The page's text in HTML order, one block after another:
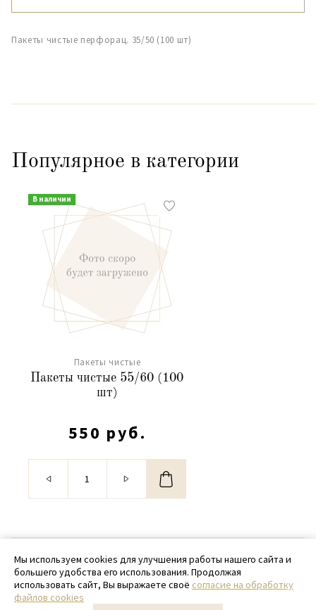
Пакеты чистые перфорац. 35/50 (100 шт)
Популярное в категории
В наличии
Пакеты чистые
Пакеты чистые 55/60 (100
шт)
550 руб.
© 2020 - 2026 SamPack
+ 7 (918) 699-97-87
zakaz@sampack.store
Мы используем cookies для улучшения работы нашего сайта и
большего удобства его использования. Продолжая
использовать сайт, Вы выражаете своё согласие на обработку
файлов cookies